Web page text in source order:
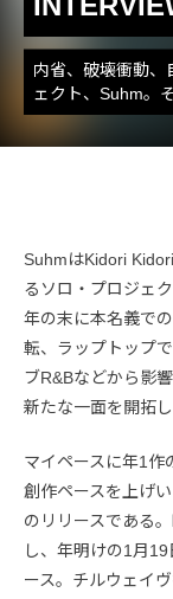
内省、破壊衝動
ェクト、Suhm。
SuhmはKidori
るソロ・プロジェ
年の末に本名義で
転、ラップトップ
ブR&Bなどから影
新たな一面を開拓
マイペースに年1作
創作ペースを上げ
のリリースである
し、年明けの1月
ース。チルウェイ